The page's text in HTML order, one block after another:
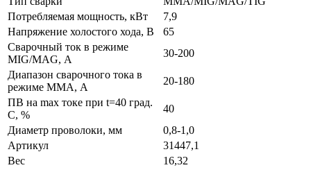
Потребляемая мощность, кВт
7,9
Напряжение холостого хода, В
65
Сварочный ток в режиме
MIG/MAG, А
30-200
Диапазон сварочного тока в
режиме ММА, А
20-180
ПВ на max токе при t=40 град.
С, %
40
Диаметр проволоки, мм
0,8-1,0
Артикул
31447,1
Вес
16,32